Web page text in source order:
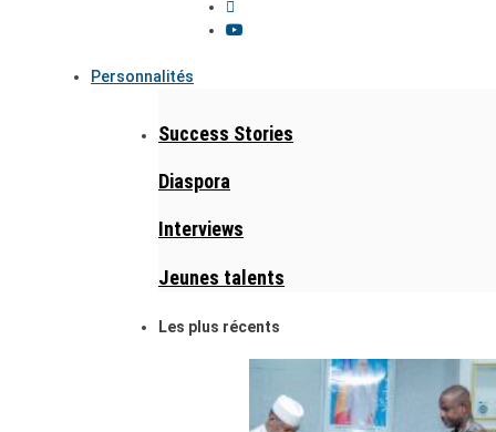
Personnalités
Success Stories
Diaspora
Interviews
Jeunes talents
Les plus récents